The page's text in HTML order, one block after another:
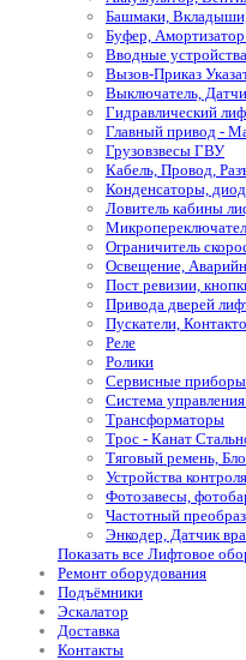
Башмаки,
Буфер,
Вводные
Вызов-Приказ
Выключатель,
Гидравлический
Главный привод -
Грузовзвесы ГВУ
Кабель, Провод,
Конденсаторы,
Ловитель кабины
Ограничитель
Освещение,
Пост ревизии,
Привода дверей
Пускатели,
Реле
Ролики
Сервисные приборы
Система
Трансформаторы
Трос - Канат
Тяговый ремень,
Устройства
Фотозавесы,
Частотный
Энкодер, Датчик
Показать все Лифтовое
Ремонт оборудования
Подъёмники
Эскалатор
Доставка
Контакты